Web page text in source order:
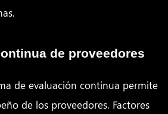
de proveedores
de evaluación continua permite
de los proveedores. Factores